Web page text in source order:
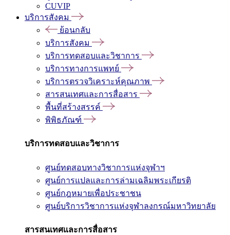
CUVIP
บริการสังคม
ย้อนกลับ
บริการสังคม
บริการทดสอบและวิชาการ
บริการทางการแพทย์
บริการตรวจวิเคราะห์คุณภาพ
สารสนเทศและการสื่อสาร
พื้นที่สร้างสรรค์
พิพิธภัณฑ์
บริการทดสอบและวิชาการ
ศูนย์ทดสอบทางวิชาการแห่งจุฬาฯ
ศูนย์การแปลและการล่ามเฉลิมพระเกียรติ
ศูนย์กฎหมายเพื่อประชาชน
ศูนย์บริการวิชาการแห่งจุฬาลงกรณ์มหาวิทยาลัย
สารสนเทศและการสื่อสาร